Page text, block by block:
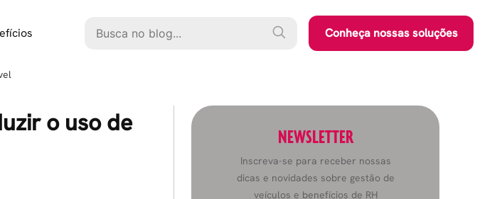
Conheça nossas soluções
o uso de
NEWSLETTER
Inscreva-se para receber nossas
dicas e novidades sobre gestão de
veículos e benefícios de RH